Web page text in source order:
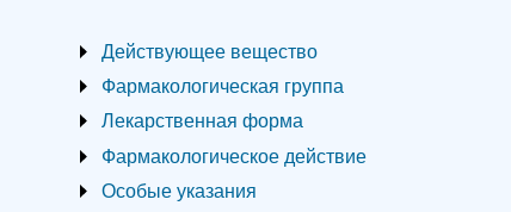
Действующее вещество
Фармакологическая группа
Лекарственная форма
Фармакологическое действие
Особые указания